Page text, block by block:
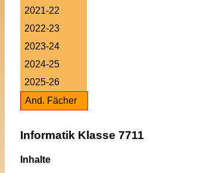
2021-22
2022-23
2023-24
2024-25
2025-26
And. Fächer
Informatik Klasse 7711
Inhalte